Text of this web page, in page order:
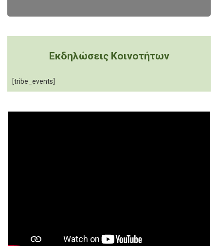
Εκδηλώσεις Κοινοτήτων
[tribe_events]